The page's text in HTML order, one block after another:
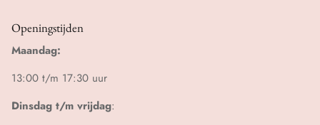
Openingstijden
Maandag:
13:00 t/m 17:30 uur
Dinsdag t/m vrijdag: